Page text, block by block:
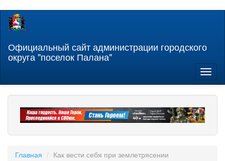
Перейти
содержанию
Официальный сайт администрации городского
округа "поселок Палана"
Главная Как вести себя при землетрясении